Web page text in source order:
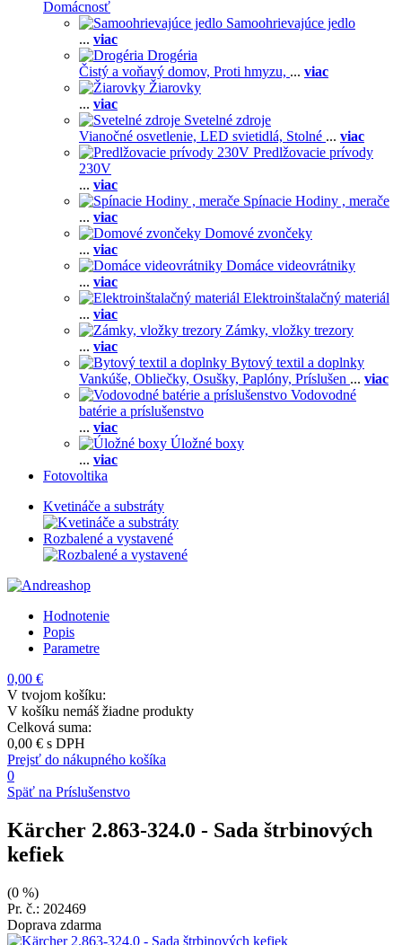
Domácnosť
Samoohrievajúce jedlo
... viac
Drogéria
Čistý a voňavý domov, Proti hmyzu, ... viac
Žiarovky
... viac
Svetelné zdroje
Vianočné osvetlenie, LED svietidlá, Stolné ... viac
Predlžovacie prívody
230V
... viac
Spínacie Hodiny , merače
... viac
Domové zvončeky
... viac
Domáce videovrátniky
... viac
Elektroinštalačný materiál
... viac
Zámky, vložky trezory
... viac
Bytový textil a doplnky
Vankúše, Obliečky, Osušky, Paplóny, Príslušen ... viac
Vodovodné
batérie a príslušenstvo
... viac
Úložné boxy
... viac
Fotovoltika
Kvetináče a substráty
Rozbalené a vystavené
Hodnotenie
Popis
Parametre
0,00 €
V tvojom košíku:
V košíku nemáš žiadne produkty
Celková suma:
0,00 € s DPH
Prejsť do nákupného košíka
0
Späť na Príslušenstvo
Kärcher 2.863-324.0 - Sada štrbinových
kefiek
(0 %)
Pr. č.: 202469
Doprava zdarma